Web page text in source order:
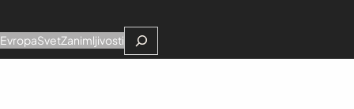
EvropaSvetZanimljivostiSearch